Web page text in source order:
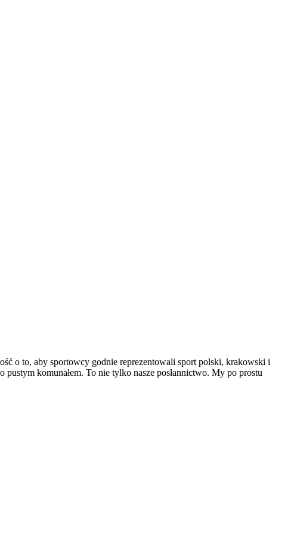
o to, aby sportowcy godnie reprezentowali sport polski, krakowski i
komunałem. To nie tylko nasze posłannictwo. My po prostu